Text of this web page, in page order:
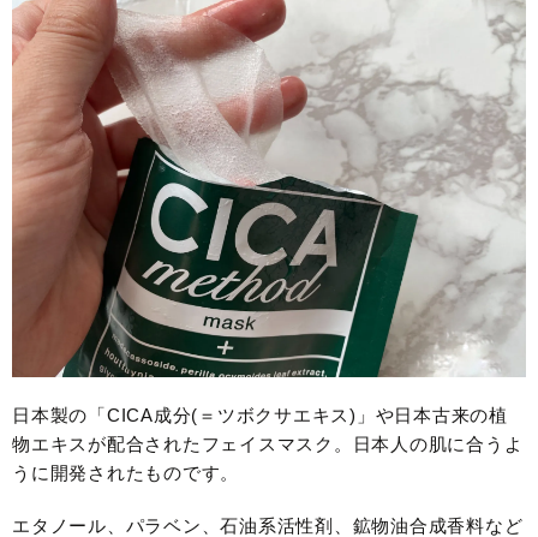
日本製の「CICA成分(＝ツボクサエキス)」や日本古来の植
物エキスが配合されたフェイスマスク。日本人の肌に合うよ
うに開発されたものです。
エタノール、パラベン、石油系活性剤、鉱物油合成香料など